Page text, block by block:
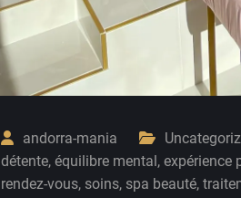
andorra-mania
détente, équilibre mental, expérience
rendez-vous, soins, spa beauté,